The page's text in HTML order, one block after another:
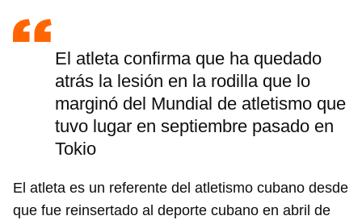
El atleta confirma que ha quedado
atrás la lesión en la rodilla que lo
marginó del Mundial de atletismo que
tuvo lugar en septiembre pasado en
Tokio
El atleta es un referente del atletismo cubano desde
que fue reinsertado al deporte cubano en abril de